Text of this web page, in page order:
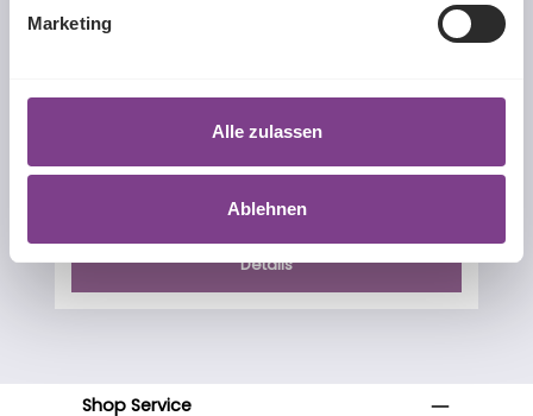
Marketing
Alle zulassen
Ablehnen
(33,06 € / 1 Liter)
Details
Shop Service